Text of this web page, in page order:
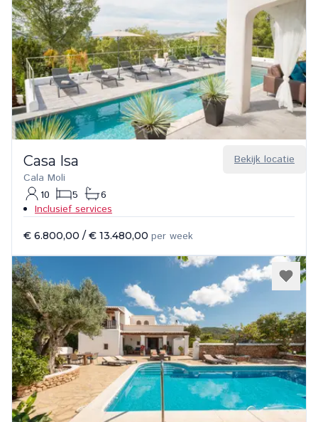
Bekijk locatie
Casa Isa
Cala Moli
10
5
6
Inclusief services
€ 6.800,00 / € 13.480,00 per week